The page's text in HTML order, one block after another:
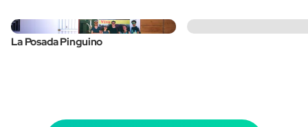
La Posada Pinguino